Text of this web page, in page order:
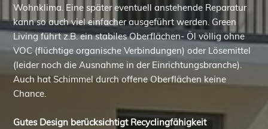
Wohnklima. Eine später eventuell anstehende Reparatur
kann so auch viel einfacher ausgeführt werden. Green
Living führt z.B. ein stabiles Oberflächen- Öl völlig ohne
VOC (flüchtige organische Verbindungen) oder Lösemittel
(leider noch die Ausnahme in der Einrichtungsbranche).
Auch hat Schimmel durch offene Oberflächen keine
Chance.
Gutes Design berücksichtigt Recyclingfähigkeit